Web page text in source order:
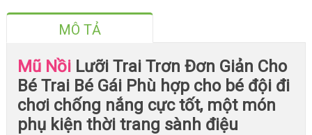
MÔ TẢ
Mũ Nồi Lưỡi Trai Trơn Đơn Giản Cho
Bé Trai Bé Gái Phù hợp cho bé đội đi
chơi chống nắng cực tốt, một món
phụ kiện thời trang sành điệu